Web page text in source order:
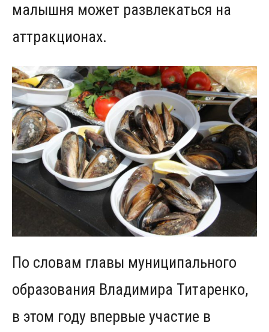
малышня может развлекаться на
аттракционах.
По словам главы муниципального
образования Владимира Титаренко,
в этом году впервые участие в